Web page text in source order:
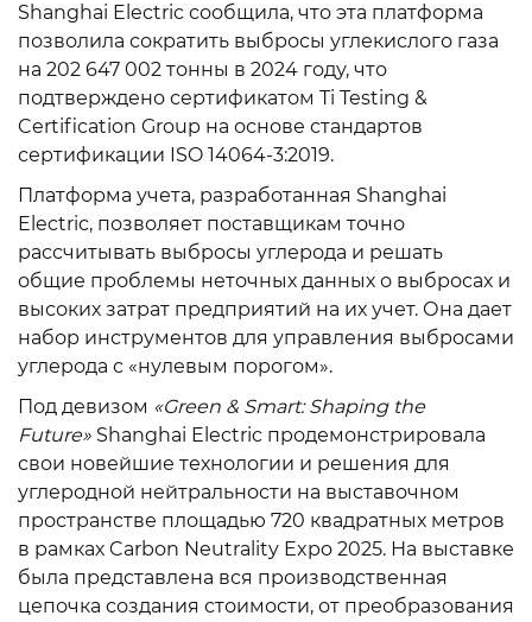
Shanghai Electric сообщила, что эта платформа
позволила сократить выбросы углекислого газа
на 202 647 002 тонны в 2024 году, что
подтверждено сертификатом Ti Testing &
Certification Group на основе стандартов
сертификации ISO 14064-3:2019.
Платформа учета, разработанная Shanghai
Electric, позволяет поставщикам точно
рассчитывать выбросы углерода и решать
общие проблемы неточных данных о выбросах и
высоких затрат предприятий на их учет. Она дает
набор инструментов для управления выбросами
углерода с «нулевым порогом».
Под девизом «Green & Smart: Shaping the
Future» Shanghai Electric продемонстрировала
свои новейшие технологии и решения для
углеродной нейтральности на выставочном
пространстве площадью 720 квадратных метров
в рамках Carbon Neutrality Expo 2025. На выставке
была представлена вся производственная
цепочка создания стоимости, от преобразования